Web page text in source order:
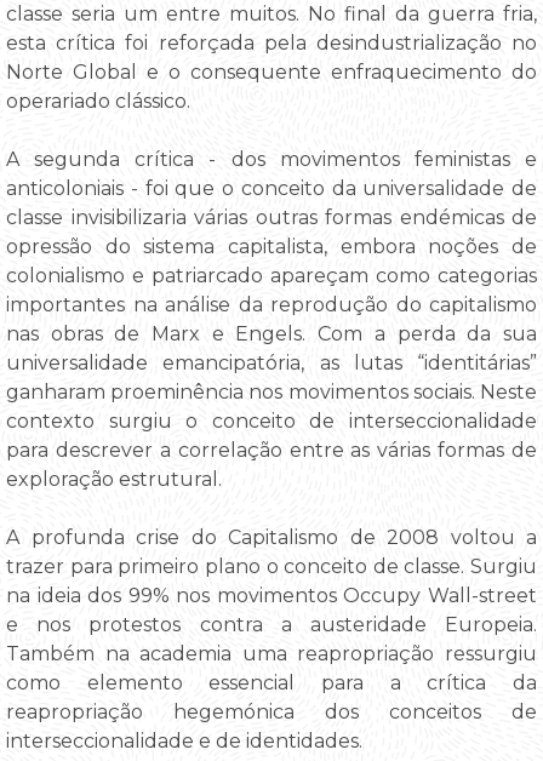
classe seria um entre muitos. No final da guerra fria,
esta crítica foi reforçada pela desindustrialização no
Norte Global e o consequente enfraquecimento do
operariado clássico.
A segunda crítica - dos movimentos feministas e
anticoloniais - foi que o conceito da universalidade de
classe invisibilizaria várias outras formas endémicas de
opressão do sistema capitalista, embora noções de
colonialismo e patriarcado apareçam como categorias
importantes na análise da reprodução do capitalismo
nas obras de Marx e Engels. Com a perda da sua
universalidade emancipatória, as lutas “identitárias”
ganharam proeminência nos movimentos sociais. Neste
contexto surgiu o conceito de interseccionalidade
para descrever a correlação entre as várias formas de
exploração estrutural.
A profunda crise do Capitalismo de 2008 voltou a
trazer para primeiro plano o conceito de classe. Surgiu
na ideia dos 99% nos movimentos Occupy Wall-street
e nos protestos contra a austeridade Europeia.
Também na academia uma reapropriação ressurgiu
como elemento essencial para a crítica da
reapropriação hegemónica dos conceitos de
interseccionalidade e de identidades.